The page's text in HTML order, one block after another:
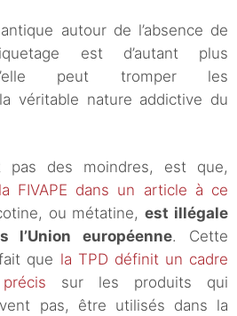
autour de l’absence de
est d’autant plus
peut tromper les
véritable nature addictive du
pas des moindres, est que,
FIVAPE dans un article à ce
ou métatine,est illégale
l’Union européenne. Cette
que la TPD définit un cadre
sur les produits qui
pas, être utilisés dans la